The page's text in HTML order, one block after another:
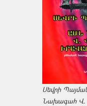
Սեվրի
Նախագահ Վ.